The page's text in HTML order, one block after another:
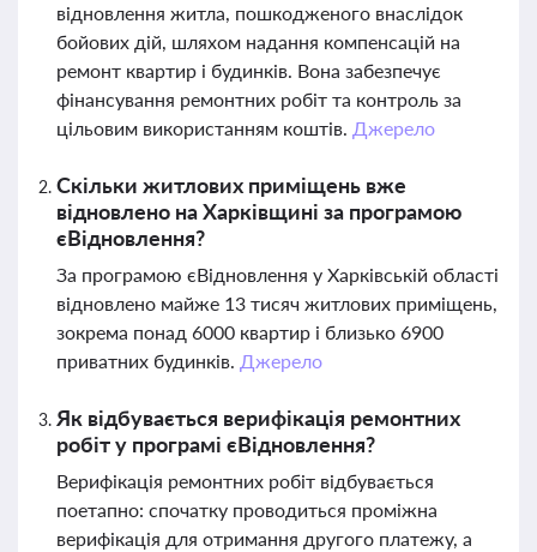
відновлення житла, пошкодженого внаслідок
бойових дій, шляхом надання компенсацій на
ремонт квартир і будинків. Вона забезпечує
фінансування ремонтних робіт та контроль за
цільовим використанням коштів. Джерело
Скільки житлових приміщень вже
відновлено на Харківщині за програмою
єВідновлення?
За програмою єВідновлення у Харківській області
відновлено майже 13 тисяч житлових приміщень,
зокрема понад 6000 квартир і близько 6900
приватних будинків. Джерело
Як відбувається верифікація ремонтних
робіт у програмі єВідновлення?
Верифікація ремонтних робіт відбувається
поетапно: спочатку проводиться проміжна
верифікація для отримання другого платежу, а